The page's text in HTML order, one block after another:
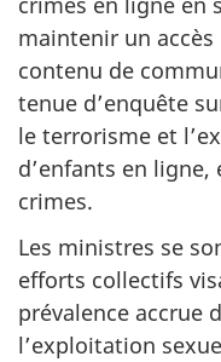
maintenir un
contenu de
tenue d’enquête
le terrorisme et
d’enfants en
crimes.
Les ministres se
efforts collectifs
prévalence accrue
l’exploitation